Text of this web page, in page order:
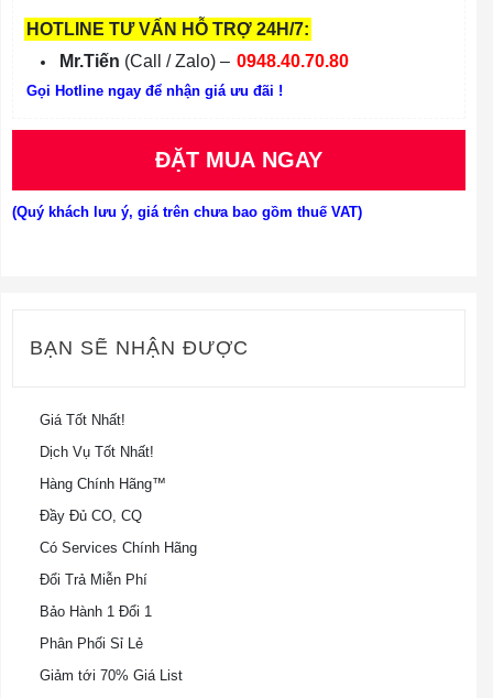
HOTLINE TƯ VẤN HỖ TRỢ 24H/7:
Mr.Tiến (Call / Zalo) – 0948.40.70.80
Gọi Hotline ngay để nhận giá ưu đãi !
ĐẶT MUA NGAY
(Quý khách lưu ý, giá trên chưa bao gồm thuế VAT)
BẠN SẼ NHẬN ĐƯỢC
Giá Tốt Nhất!
Dịch Vụ Tốt Nhất!
Hàng Chính Hãng™
Đầy Đủ CO, CQ
Có Services Chính Hãng
Đổi Trả Miễn Phí
Bảo Hành 1 Đổi 1
Phân Phối Sỉ Lẻ
Giảm tới 70% Giá List